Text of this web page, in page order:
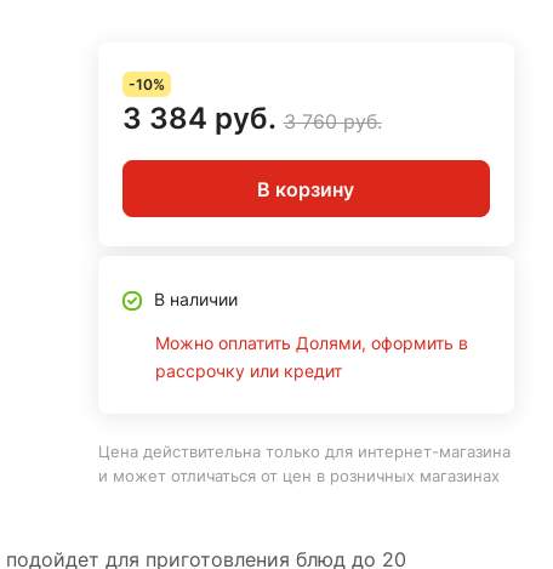
-10%
3 384 руб. 3 760 руб.
В корзину
В наличии
Можно оплатить Долями, оформить в
рассрочку или кредит
Цена действительна только для интернет-магазина
и может отличаться от цен в розничных магазинах
для приготовления блюд до 20